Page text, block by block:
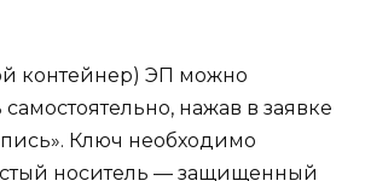
контейнер) ЭП можно
нажав в заявке
Ключ необходимо
носитель — защищенный